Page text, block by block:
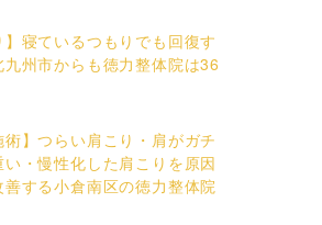
】寝ているつもりでも回復す
九州市からも徳力整体院は36
術】つらい肩こり・肩がガチ
・慢性化した肩こりを原因
する小倉南区の徳力整体院